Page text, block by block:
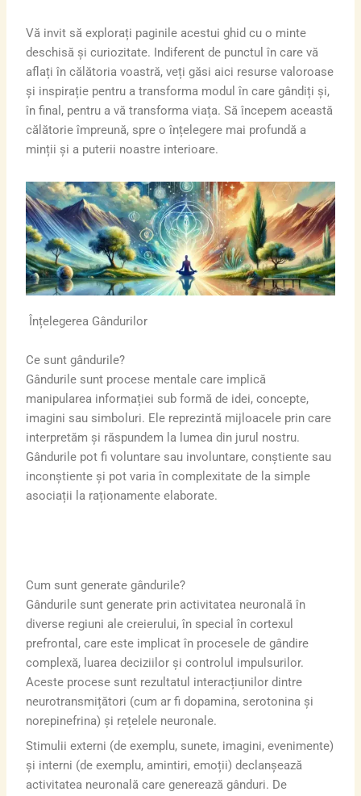
Vă invit să explorați paginile acestui ghid cu o minte
deschisă și curiozitate. Indiferent de punctul în care vă
aflați în călătoria voastră, veți găsi aici resurse valoroase
și inspirație pentru a transforma modul în care gândiți și,
în final, pentru a vă transforma viața. Să începem această
călătorie împreună, spre o înțelegere mai profundă a
minții și a puterii noastre interioare.
Înțelegerea Gândurilor
Ce sunt gândurile?
Gândurile sunt procese mentale care implică
manipularea informației sub formă de idei, concepte,
imagini sau simboluri. Ele reprezintă mijloacele prin care
interpretăm și răspundem la lumea din jurul nostru.
Gândurile pot fi voluntare sau involuntare, conștiente sau
inconștiente și pot varia în complexitate de la simple
asociații la raționamente elaborate.
Cum sunt generate gândurile?
Gândurile sunt generate prin activitatea neuronală în
diverse regiuni ale creierului, în special în cortexul
prefrontal, care este implicat în procesele de gândire
complexă, luarea deciziilor și controlul impulsurilor.
Aceste procese sunt rezultatul interacțiunilor dintre
neurotransmițători (cum ar fi dopamina, serotonina și
norepinefrina) și rețelele neuronale.
Stimulii externi (de exemplu, sunete, imagini, evenimente)
și interni (de exemplu, amintiri, emoții) declanșează
activitatea neuronală care generează gânduri. De